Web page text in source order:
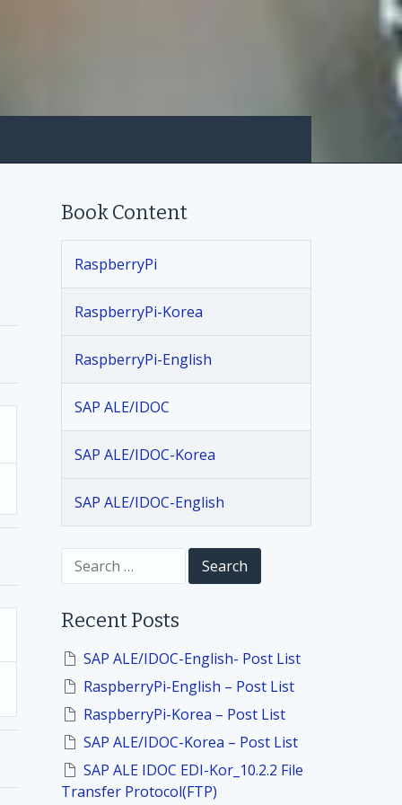
Book Content
RaspberryPi
RaspberryPi-Korea
RaspberryPi-English
SAP ALE/IDOC
SAP ALE/IDOC-Korea
SAP ALE/IDOC-English
c
o
Recent Posts
SAP ALE/IDOC-English- Post List
RaspberryPi-English – Post List
RaspberryPi-Korea – Post List
SAP ALE/IDOC-Korea – Post List
SAP ALE IDOC EDI-Kor_10.2.2 File
Transfer Protocol(FTP)